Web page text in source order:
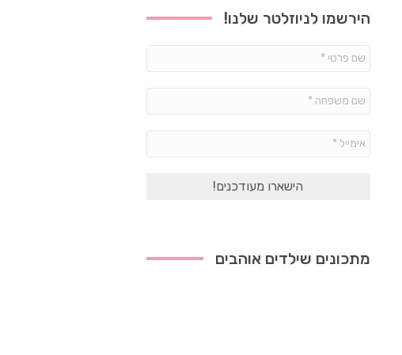
הירשמו לניוזלטר שלנו!
פרטי
משפחה
*
מתכונים שילדים אוהבים